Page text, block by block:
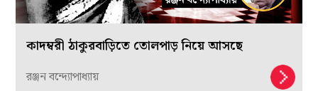
কাদম্বরী ঠাকুরবাড়িতে তোলপাড় নিয়ে আসছে
রঞ্জন বন্দ্যোপাধ্যায়